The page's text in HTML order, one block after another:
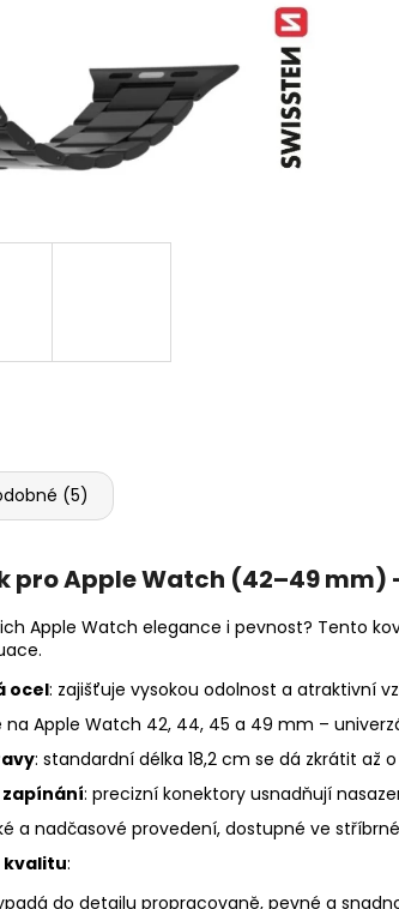
(5)
pro Apple Watch (42–49 mm)
Apple Watch elegance i pevnost? Tento
ocel: zajišťuje vysokou odolnost a atraktivní
na Apple Watch 42, 44, 45 a 49 mm –
: standardní délka 18,2 cm se dá zkrátit
zapínání: precizní konektory usnadňují
a nadčasové provedení, dostupné ve
kvalitu:
do detailu propracovaně, pevné a
(STAV A)
IPHONE 17 , 256GB,
23 000 Kč